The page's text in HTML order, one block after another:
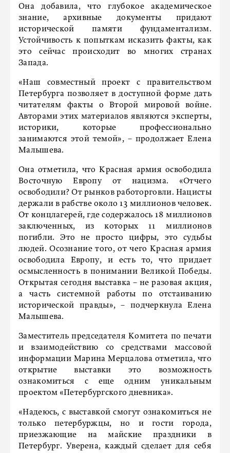
Она добавила, что глубокое академическое
знание, архивные документы придают
исторической памяти фундаментализм.
Устойчивость к попыткам исказить факты, как
это сейчас происходит во многих странах
Запада.
«Наш совместный проект с правительством
Петербурга позволяет в доступной форме дать
читателям факты о Второй мировой войне.
Авторами этих материалов являются эксперты,
историки, которые профессионально
занимаются этой темой», – продолжает Елена
Малышева.
Она отметила, что Красная армия освободила
Восточную Европу от нацизма. «Отчего
освободили? От рынков работорговли. Нацисты
держали в рабстве около 13 миллионов человек.
От концлагерей, где содержалось 18 миллионов
заключенных, из которых 11 миллионов
погибли. Это не просто цифры, это судьбы
людей. Осознание того, от чего Красная армия
освободила Европу, и есть то, что придает
осмысленность в понимании Великой Победы.
Открытая сегодня выставка – не разовая акция,
а часть системной работы по отстаиванию
исторической правды», – подчеркнула Елена
Малышева.
Заместитель председателя Комитета по печати
и взаимодействию со средствами массовой
информации Марина Мерцалова отметила, что
открытие выставки это возможность
ознакомиться с еще одним уникальным
проектом «Петербургского дневника».
«Надеюсь, с выставкой смогут ознакомиться не
только петербуржцы, но и гости города,
приезжающие на майские праздники в
Петербург. Уверена, каждый сделает для себя